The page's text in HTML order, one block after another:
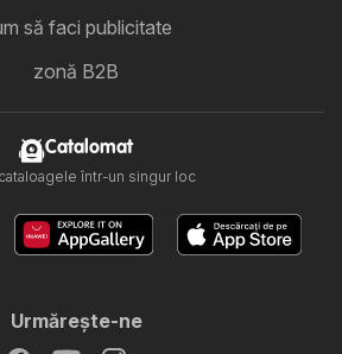
să faci publicitate
zonă B2B
Catalomat
într-un singur loc
Urmăreşte-ne